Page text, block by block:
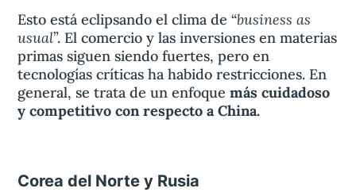
Esto está eclipsando el clima de “business as
usual”. El comercio y las inversiones en materias
primas siguen siendo fuertes, pero en
tecnologías críticas ha habido restricciones. En
general, se trata de un enfoque más cuidadoso
y competitivo con respecto a China.
Corea del Norte y Rusia